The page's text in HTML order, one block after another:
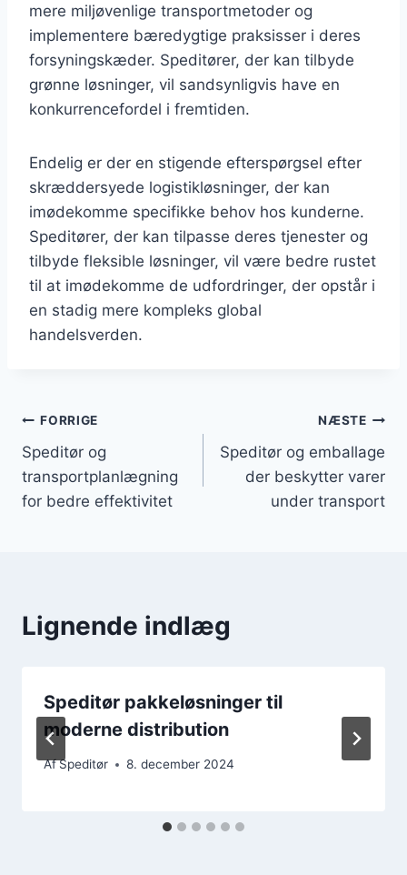
mere miljøvenlige transportmetoder og
implementere bæredygtige praksisser i deres
forsyningskæder. Speditører, der kan tilbyde
grønne løsninger, vil sandsynligvis have en
konkurrencefordel i fremtiden.
Endelig er der en stigende efterspørgsel efter
skræddersyede logistikløsninger, der kan
imødekomme specifikke behov hos kunderne.
Speditører, der kan tilpasse deres tjenester og
tilbyde fleksible løsninger, vil være bedre rustet
til at imødekomme de udfordringer, der opstår i
en stadig mere kompleks global
handelsverden.
Indlægsnavigation
FORRIGE
Speditør og
transportplanlægning
for bedre effektivitet
NÆSTE
Speditør og emballage
der beskytter varer
under transport
Lignende indlæg
Speditør pakkeløsninger til
moderne distribution
AfSpeditør 8. december 2024